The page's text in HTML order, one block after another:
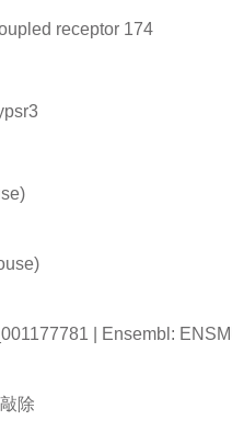
receptor 174
| Ensembl:
除